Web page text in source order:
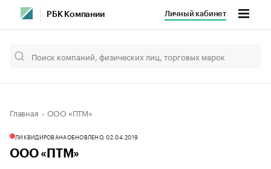
РБК Компании Личный кабинет
Главная ООО «ПТМ»
ЛИКВИДИРОВАНАОБНОВЛЕНО, 02.04.2019
ООО «ПТМ»